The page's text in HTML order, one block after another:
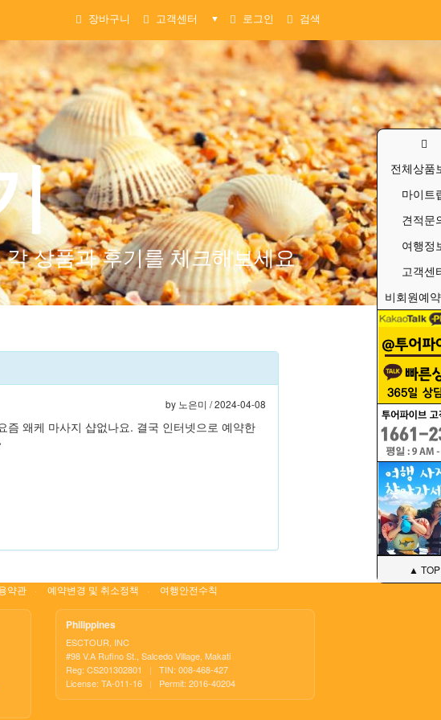
장바구니 고객센터 ▼ 로그인 검색
상품과 후기를 체크해보세요
by 노은미 / 2024-04-08
왜케 마사지 샵없나요. 결국 인터넷으로 예약한
전체상품
마이트
견적문
여행정
고객센
비회원예
▲ TOP
약관 예약변경 및 취소정책 여행안전수칙
Philippines
ESCTOUR, INC
#98 V.A Rufino St., Salcedo Village, Makati
Reg: CS201302801
|
TIN: 008-468-427
License: TA-011-16
| Permit: 2016-40204